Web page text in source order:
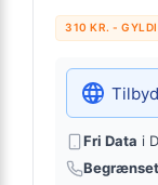
310 KR. -
Fri Data i